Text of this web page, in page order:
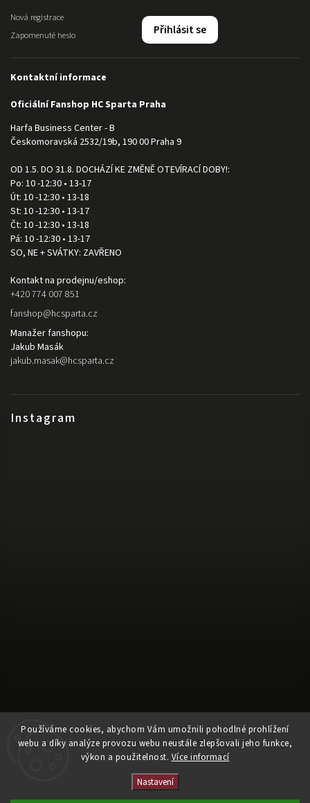
Používáme cookies, abychom Vám umožnili pohodlné prohlížení
webu a díky analýze provozu webu neustále zlepšovali jeho funkce,
výkon a použitelnost. Více informací
Nastavení
Instagram
Sledovat na Instagramu
Přihlásit se
Nová registrace
Zapomenuté heslo
Kontaktní informace
Oficiální Fanshop HC Sparta Praha
Harfa Business Center - B
Českomoravská 2532/19b, 190 00 Praha 9
OD 1.5. DO 31.8. DOCHÁZÍ KE ZMĚNĚ OTEVÍRACÍ DOBY!:
Po: 10 -12:30 • 13-17
Út: 10 -12:30 • 13-18
St: 10 -12:30 • 13-17
Čt: 10 -12:30 • 13-18
Pá: 10 -12:30 • 13-17
SO, NE + SVÁTKY: ZAVŘENO
Kontakt na prodejnu/eshop:
+420 774 007 851
fanshop@hcsparta.cz
Manažer fanshopu:
Jakub Masák
jakub.masak@hcsparta.cz
vyhrazena.